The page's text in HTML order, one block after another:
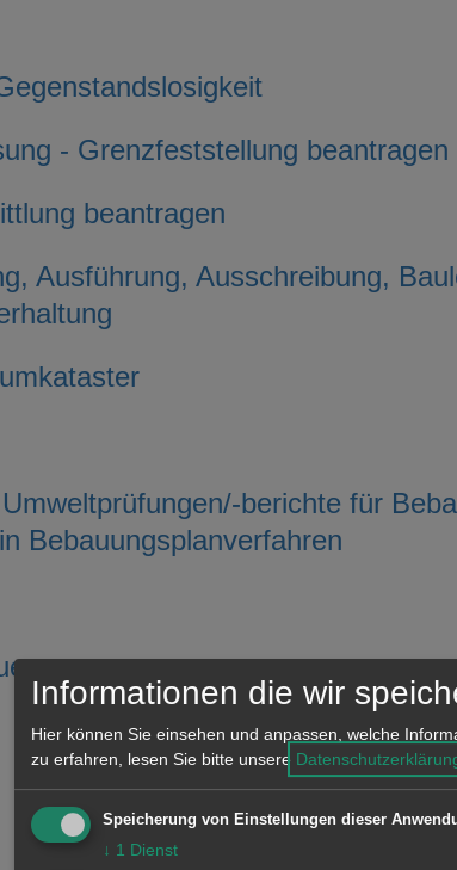
- Grenzfeststellung beantragen
beantragen
Ausführung, Ausschreibung,
berichte für
Bebauungsplanverfahren
Informationen die wir
Hier können Sie einsehen und anpassen, welche
zu erfahren, lesen Sie bitte unsere
Speicherung von Einstellungen dieser
↓ 1 Dienst